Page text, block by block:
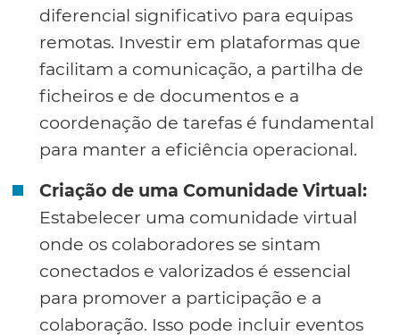
diferencial significativo para equipas
remotas. Investir em plataformas que
facilitam a comunicação, a partilha de
ficheiros e de documentos e a
coordenação de tarefas é fundamental
para manter a eficiência operacional.
Criação de uma Comunidade Virtual:
Estabelecer uma comunidade virtual
onde os colaboradores se sintam
conectados e valorizados é essencial
para promover a participação e a
colaboração. Isso pode incluir eventos